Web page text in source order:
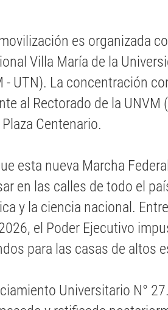
es organizada
Villa María de la
- UTN). La concentración
al Rectorado de la UNVM
Centenario.
esta nueva Marcha
en las calles de todo el
y la ciencia nacional.
el Poder Ejecutivo
para las casas de altos
Universitario N°